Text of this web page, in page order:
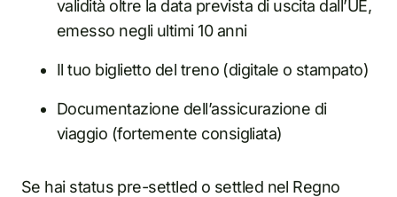
validità oltre la data prevista di uscita dall’UE,
emesso negli ultimi 10 anni
Il tuo biglietto del treno (digitale o stampato)
Documentazione dell’assicurazione di
viaggio (fortemente consigliata)
Se hai status pre-settled o settled nel Regno